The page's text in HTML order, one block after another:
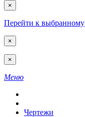
×
Перейти к выбранному
×
×
Меню
Чертежи